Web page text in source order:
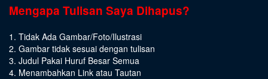
Mengapa Tulisan Saya Dihapus?
1. Tidak Ada Gambar/Foto/Ilustrasi
2. Gambar tidak sesuai dengan tulisan
3. Judul Pakai Huruf Besar Semua
4. Menambahkan Link atau Tautan